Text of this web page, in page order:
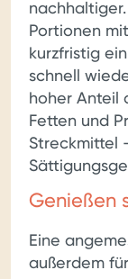
Portionen
kurzfristig
schnell
hoher Anteil
Fetten und
Streckmittel
Genießen
Eine
außerdem